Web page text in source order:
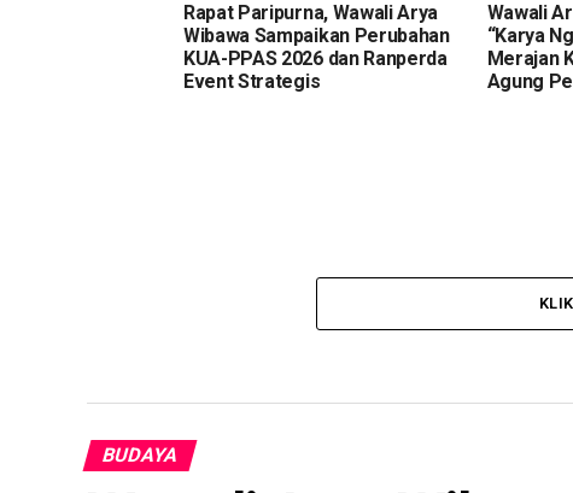
Rapat Paripurna, Wawali Arya
Wibawa Sampaikan Perubahan
KUA-PPAS 2026 dan Ranperda
Event Strategis
Wawali
“Karya
Merajan
Agung
BUDAYA